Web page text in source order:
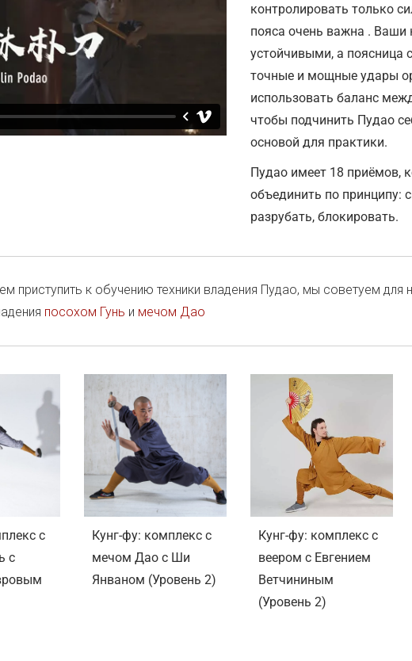
контролировать только
пояса очень важна .
устойчивыми, а поясница
точные и мощные удары
использовать баланс
чтобы подчинить Пудао
основой для практики.
Пудао имеет 18 приёмов,
объединить по принципу:
разрубать, блокировать.
приступить к обучению техники владения Пудао, мы советуем для
посохом Гунь и мечом Дао
с
с
Кунг-фу: комплекс с
мечом Дао с Ши
Янваном (Уровень 2)
Кунг-фу: комплекс с
веером с Евгением
Ветчининым
(Уровень 2)